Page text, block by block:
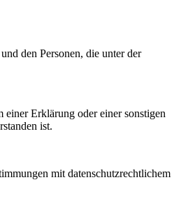
den Personen, die unter der
Erklärung oder einer sonstigen
ist.
mit datenschutzrechtlichem